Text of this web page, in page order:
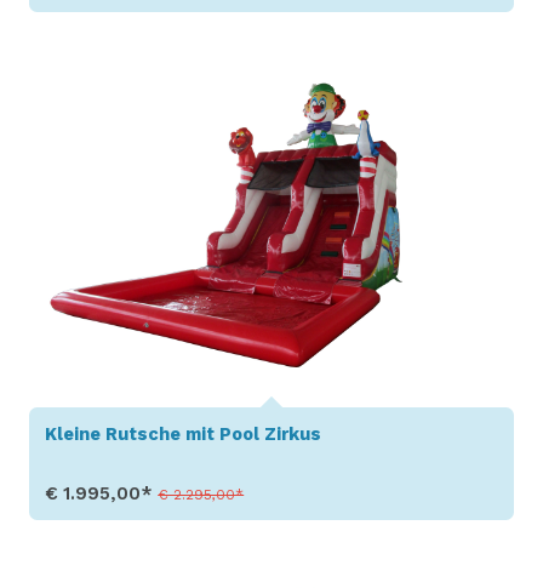
Kleine Rutsche mit Pool Zirkus
€ 1.995,00*€ 2.295,00*